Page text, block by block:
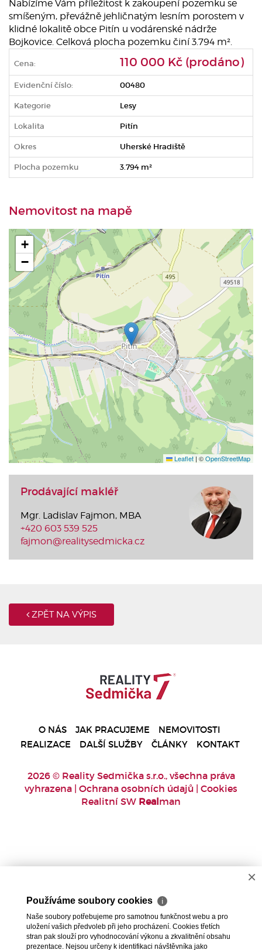
Nabízíme Vám příležitost k zakoupení pozemku se
smíšeným, převážně jehličnatým lesním porostem v
klidné lokalitě obce Pitín u vodárenské nádrže
Bojkovice. Celková plocha pozemku činí 3.794 m².
Cena: 110 000 Kč (prodáno)
Evidenční číslo: 00480
Kategorie Lesy
Lokalita Pitín
Okres Uherské Hradiště
Plocha pozemku 3.794 m²
Nemovitost na mapě
+
−
Leaflet | ©OpenStreetMap
Prodávající makléř
Mgr. Ladislav Fajmon, MBA
+420 603 539 525
fajmon@realitysedmicka.cz
ZPĚT NA VÝPIS
O NÁS JAK PRACUJEME
NEMOVITOSTI
REALIZACE
DALŠÍ SLUŽBY ČLÁNKY KONTAKT
2026 © Reality Sedmička s.r.o., všechna práva
vyhrazena | Ochrana osobních údajů | Cookies
Realitní SW Realman
×
Používáme soubory cookies ℹ
Naše soubory potřebujeme pro samotnou funkčnost webu a pro
uložení vašich předvoleb při jeho procházení. Cookies třetích
stran pak slouží pro vyhodnocování výkonu a zkvalitnění obsahu
prezentace. Nejsou určeny k identifikaci návštěvníka jako